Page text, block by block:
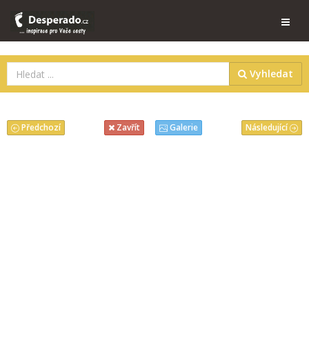
Vyhledat
Následující
Předchozí Zavřít Galerie